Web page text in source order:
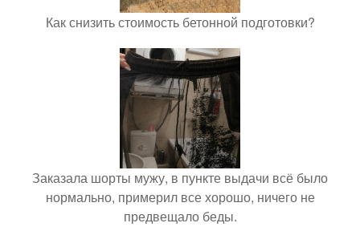
Как снизить стоимость бетонной подготовки?
Заказала шорты мужу, в пункте выдачи всё было
нормально, примерил все хорошо, ничего не
предвещало беды.